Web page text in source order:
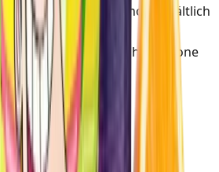
Im SmokeDex Shop erhältlich
Deutschland
Ananas & Pfirsich & Zitrone
Süß · Fruchtig
Virginia
/5
/5